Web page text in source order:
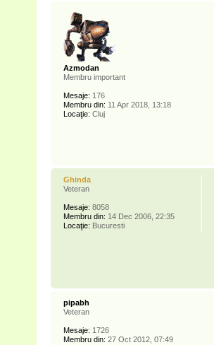
Azmodan
Membru important
Mesaje: 176
Membru din: 11 Apr 2018, 13:18
Locaţie: Cluj
Ghinda
Veteran
Mesaje: 8058
Membru din: 14 Dec 2006, 22:35
Locaţie: Bucuresti
pipabh
Veteran
Mesaje: 1726
Membru din: 27 Oct 2012, 07:49